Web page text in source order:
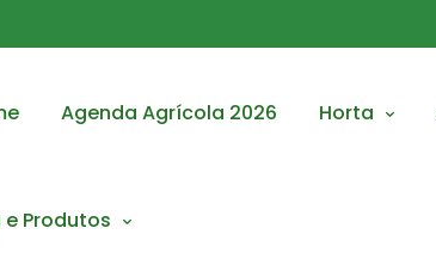
Agenda Agrícola 2026 Horta
e Produtos